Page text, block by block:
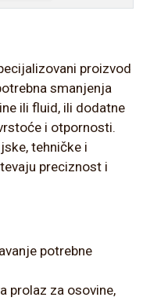
proizvod
smanjenja
ili fluid, ili dodatne
i otpornosti.
tehničke i
preciznost i
potrebne
prolaz za osovine,